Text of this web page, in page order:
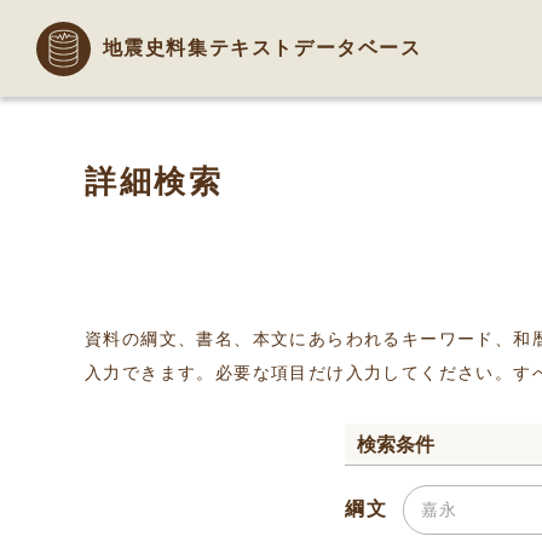
地震史料集テキストデータベース
詳細検索
資料の綱文、書名、本文にあらわれるキーワード、
入力できます。必要な項目だけ入力してください。
検索条件
綱文